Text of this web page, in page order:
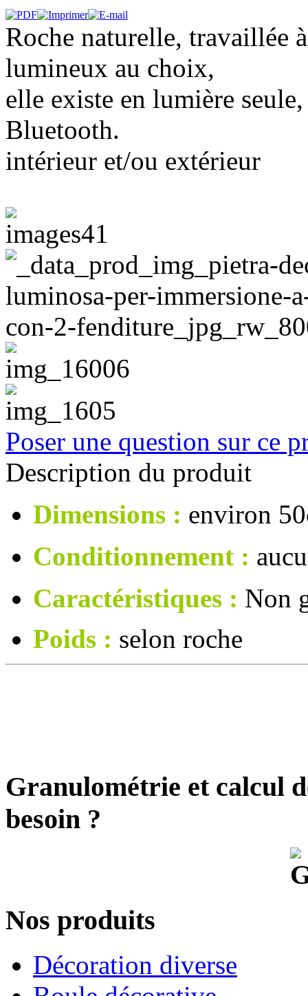
Roche naturelle, travaillée
lumineux au choix,
elle existe en lumière
Bluetooth.
intérieur et/ou extérieur
Poser une question sur ce
Description du produit
Dimensions : environ
Conditionnement :
Caractéristiques : Non
Poids : selon roche
Granulométrie et calcul
besoin ?
Nos produits
Décoration diverse